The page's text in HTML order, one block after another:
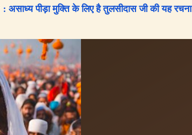
पीड़ा मुक्ति के लिए है तुलसीदास जी की यह रचना